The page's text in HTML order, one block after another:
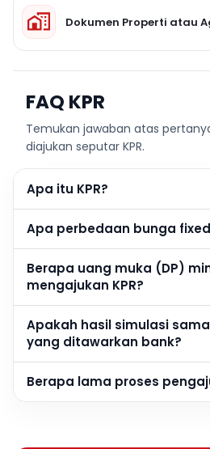
Dokumen Properti atau
FAQ KPR
Temukan jawaban atas
diajukan seputar KPR.
Apa itu KPR?
Apa perbedaan bunga
Berapa uang muka (DP)
mengajukan KPR?
Apakah hasil simulasi
yang ditawarkan bank?
Berapa lama proses